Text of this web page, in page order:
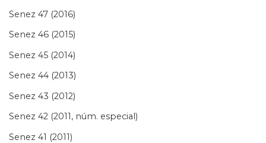
Senez 47 (2016)
Senez 46 (2015)
Senez 45 (2014)
Senez 44 (2013)
Senez 43 (2012)
Senez 42 (2011, núm. especial)
Senez 41 (2011)